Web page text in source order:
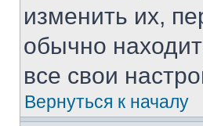
изменить их,
обычно
все свои
Вернуться к началу